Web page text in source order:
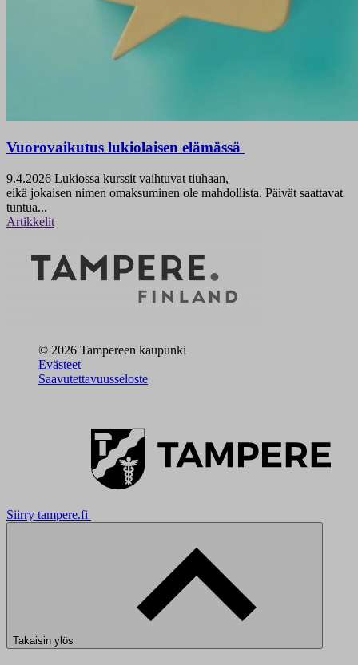
Vuorovaikutus lukiolaisen elämässä
9.4.2026 Lukiossa kurssit vaihtuvat tiuhaan,
eikä jokaisen nimen omaksuminen ole mahdollista. Päivät saattavat
tuntua...
Artikkelit
© 2026 Tampereen kaupunki
Evästeet
Saavutettavuusseloste
Siirry tampere.fi
Takaisin ylös